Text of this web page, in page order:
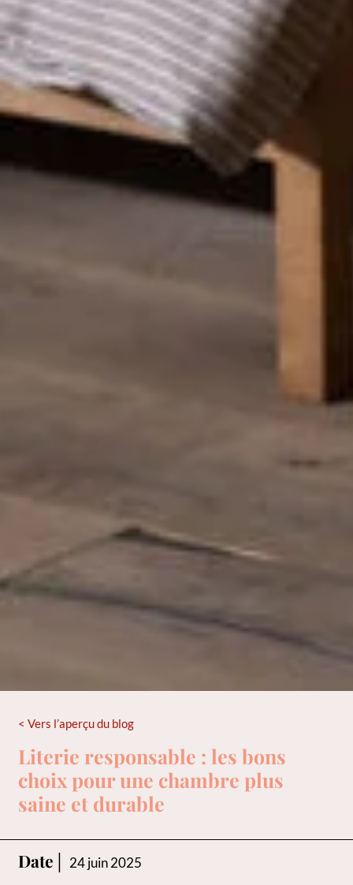
< Vers l’aperçu du blog
Literie responsable : les bons
choix pour une chambre plus
saine et durable
Date│ 24 juin 2025